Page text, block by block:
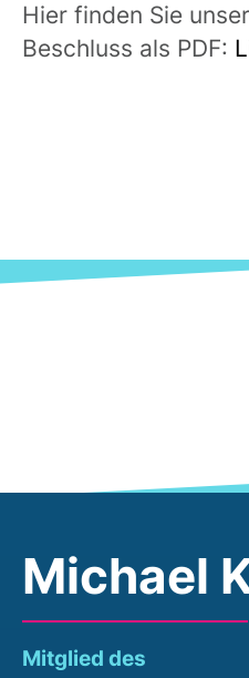
Hier finden Sie
Beschluss als PDF:
Michael
Mitglied des